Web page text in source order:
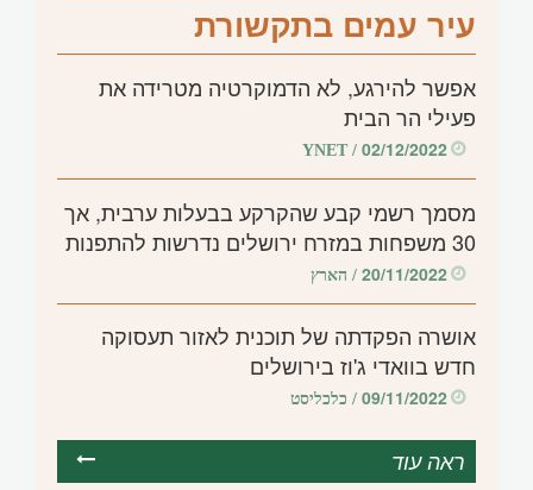
עיר עמים בתקשורת
אפשר להירגע, לא הדמוקרטיה מטרידה את
פעילי הר הבית
02/12/2022
/ YNET
מסמך רשמי קבע שהקרקע בבעלות ערבית, אך
30 משפחות במזרח ירושלים נדרשות להתפנות
20/11/2022/ הארץ
אושרה הפקדתה של תוכנית לאזור תעסוקה
חדש בוואדי ג'וז בירושלים
09/11/2022/ כלכליסט
ראה עוד